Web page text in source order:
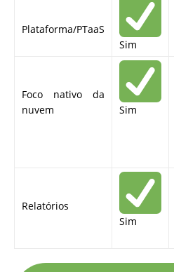
Plataforma/PTaaS
Sim
Foco nativo da
nuvem
Sim
Relatórios
Sim